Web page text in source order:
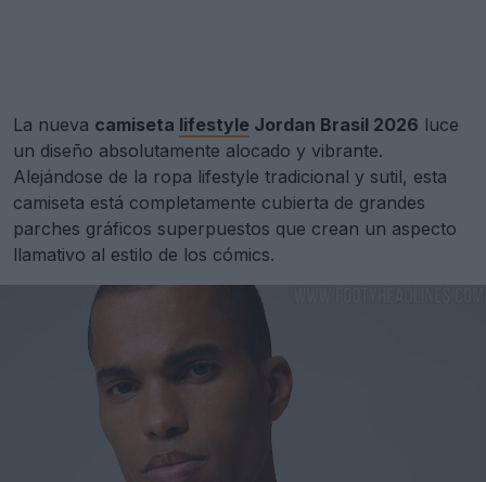
La nueva camiseta lifestyle Jordan Brasil 2026 luce
un diseño absolutamente alocado y vibrante.
Alejándose de la ropa lifestyle tradicional y sutil, esta
camiseta está completamente cubierta de grandes
parches gráficos superpuestos que crean un aspecto
llamativo al estilo de los cómics.